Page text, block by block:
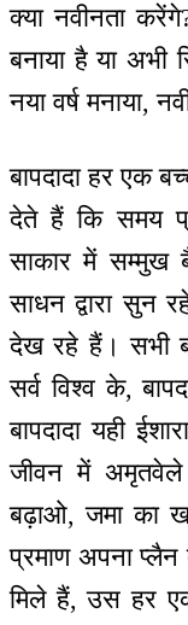
क्या नवीनता
बनाया है या अभी
नया वर्ष मनाया,
बापदादा हर एक
देते हैं कि समय
साकार में सम्मुख
साधन द्वारा सुन
देख रहे हैं। सभी
सर्व विश्व के,
बापदादा यही
जीवन में
बढ़ाओ, जमा का
प्रमाण अपना प्लैन
मिले हैं, उस हर